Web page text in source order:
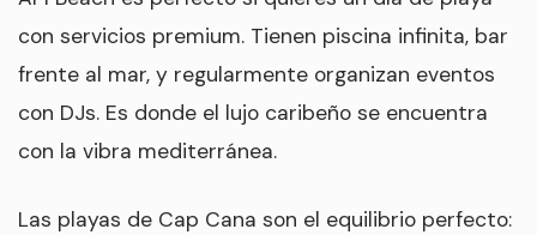
con servicios premium. Tienen piscina infinita, bar
frente al mar, y regularmente organizan eventos
con DJs. Es donde el lujo caribeño se encuentra
con la vibra mediterránea.
Las playas de Cap Cana son el equilibrio perfecto: